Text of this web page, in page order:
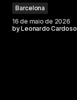
Barcelona
16 de maio de 2026
byLeonardo Cardoso